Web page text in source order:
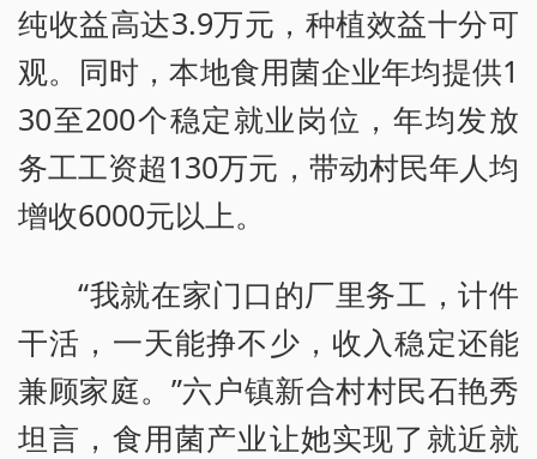
纯收益高达3.9万元，种植效益十分可
观。同时，本地食用菌企业年均提供1
30至200个稳定就业岗位，年均发放
务工工资超130万元，带动村民年人均
增收6000元以上。
“我就在家门口的厂里务工，计件
干活，一天能挣不少，收入稳定还能
兼顾家庭。”六户镇新合村村民石艳秀
坦言，食用菌产业让她实现了就近就